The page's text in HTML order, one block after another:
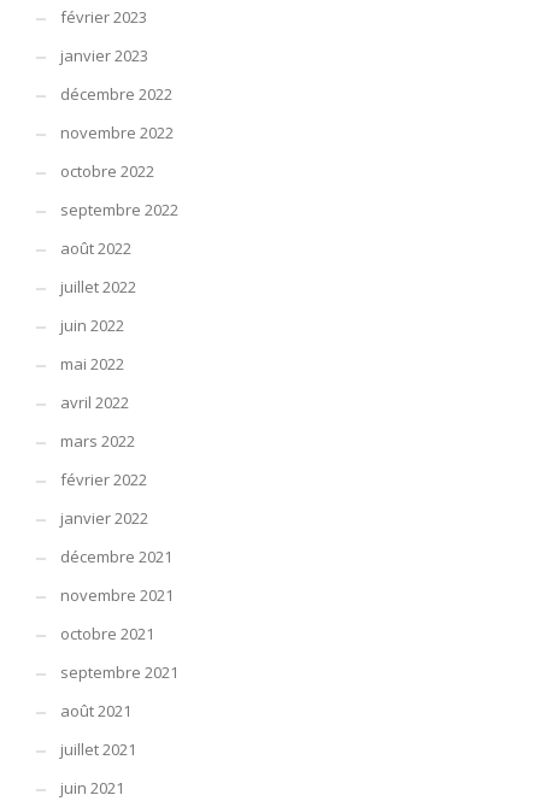
février 2023
janvier 2023
décembre 2022
novembre 2022
octobre 2022
septembre 2022
août 2022
juillet 2022
juin 2022
mai 2022
avril 2022
mars 2022
février 2022
janvier 2022
décembre 2021
novembre 2021
octobre 2021
septembre 2021
août 2021
juillet 2021
juin 2021